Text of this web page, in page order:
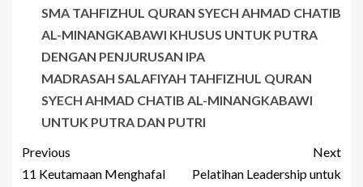
SMA TAHFIZHUL QURAN SYECH AHMAD CHATIB
AL-MINANGKABAWI KHUSUS UNTUK PUTRA
DENGAN PENJURUSAN IPA
MADRASAH SALAFIYAH TAHFIZHUL QURAN
SYECH AHMAD CHATIB AL-MINANGKABAWI
UNTUK PUTRA DAN PUTRI
Previous
11 Keutamaan Menghafal
Next
Pelatihan Leadership untuk